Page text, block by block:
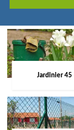
Jardinier 45